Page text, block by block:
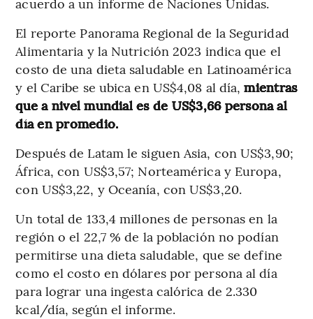
El reporte Panorama Regional de la Seguridad
Alimentaria y la Nutrición 2023 indica que el
costo de una dieta saludable en Latinoamérica
y el Caribe se ubica en US$4,08 al día,mientras
que a nivel mundial es de US$3,66 persona al
día en promedio.
Después de Latam le siguen Asia, con US$3,90;
África, con US$3,57; Norteamérica y Europa,
con US$3,22, y Oceanía, con US$3,20.
Un total de 133,4 millones de personas en la
región o el 22,7 % de la población no podían
permitirse una dieta saludable, que se define
como el costo en dólares por persona al día
para lograr una ingesta calórica de 2.330
kcal/día, según el informe.